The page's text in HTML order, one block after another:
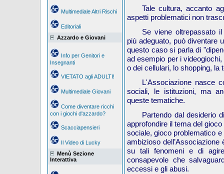
Multimediale Altri Rischi
Editoriali
Azzardo e Giovani
Info per Genitori e
Insegnanti
VIETATO agli ADULTI!
Multimediale Giovani
Come diventare ricchi
con i giochi d'azzardo?
Scacciapensieri
Il Video di Lucky
Menù Sezione
Interattiva
Tale cultura, accanto
aspetti problematici non
Se viene oltrepassato
più adeguato, può diventare
questo caso si parla di
ad esempio per i
o dei cellulari, lo shopping, la
L'Associazione nasce
sociali, le istituzioni, ma
queste tematiche.
Partendo dal desiderio
approfondire il tema del
sociale, gioco problematico
ambizioso
su tali fenomeni e di
consapevole che
eccessi e gli abusi.